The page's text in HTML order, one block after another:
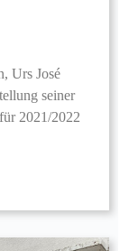
Urs José
seiner
2021/2022